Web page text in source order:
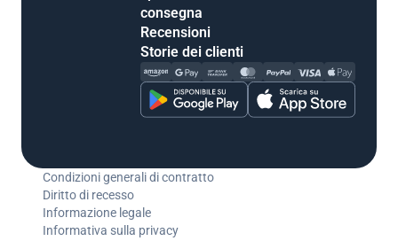
consegna
Recensioni
Storie dei clienti
Condizioni generali di contratto
Diritto di recesso
Informazione legale
Informativa sulla privacy